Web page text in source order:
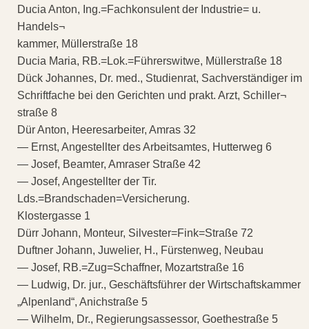
Ducia Anton, Ing.=Fachkonsulent der Industrie= u.
Handels¬
kammer, Müllerstraße 18
Ducia Maria, RB.=Lok.=Führerswitwe, Müllerstraße 18
Dück Johannes, Dr. med., Studienrat, Sachverständiger im
Schriftfache bei den Gerichten und prakt. Arzt, Schiller¬
straße 8
Dür Anton, Heeresarbeiter, Amras 32
— Ernst, Angestellter des Arbeitsamtes, Hutterweg 6
— Josef, Beamter, Amraser Straße 42
— Josef, Angestellter der Tir.
Lds.=Brandschaden=Versicherung.
Klostergasse 1
Dürr Johann, Monteur, Silvester=Fink=Straße 72
Duftner Johann, Juwelier, H., Fürstenweg, Neubau
— Josef, RB.=Zug=Schaffner, Mozartstraße 16
— Ludwig, Dr. jur., Geschäftsführer der Wirtschaftskammer
„Alpenland“, Anichstraße 5
— Wilhelm, Dr., Regierungsassessor, Goethestraße 5